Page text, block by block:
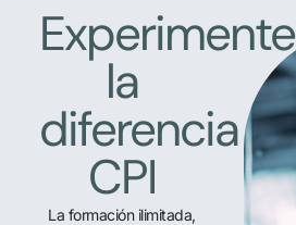
Experimente
la
diferencia
CPI
La formación ilimitada,